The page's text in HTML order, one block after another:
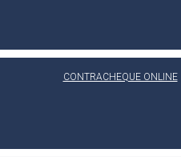
CONTRACHEQUE ONLINE